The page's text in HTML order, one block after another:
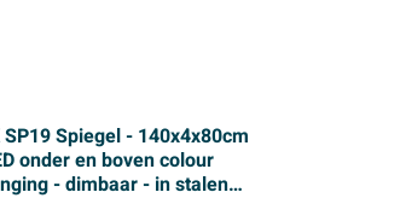
SP19 Spiegel - 140x4x80cm
onder en boven colour
- dimbaar - in stalen